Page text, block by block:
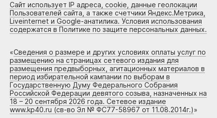
Сайт использует IP адреса, cookie, данные геолокации
Пользователей сайта, а также счетчики Яндекс.Метрика,
Liveinternet и Google-анатилика. Условия использования
содержатся в Политике по защите персональных данных.
«Сведения о размере и других условиях оплаты услуг по
размещению на страницах сетевого издания для
размещения предвыборных, агитационных материалов в
период избирательной кампании по выборам в
Государственную Думу Федерального Собрания
Российской Федерации девятого созыва, назначенных на
18 – 20 сентября 2026 года. Сетевое издание
www.kp40.ru (св-во Эл № ФС77-58967 от 11.08.2014г.)»